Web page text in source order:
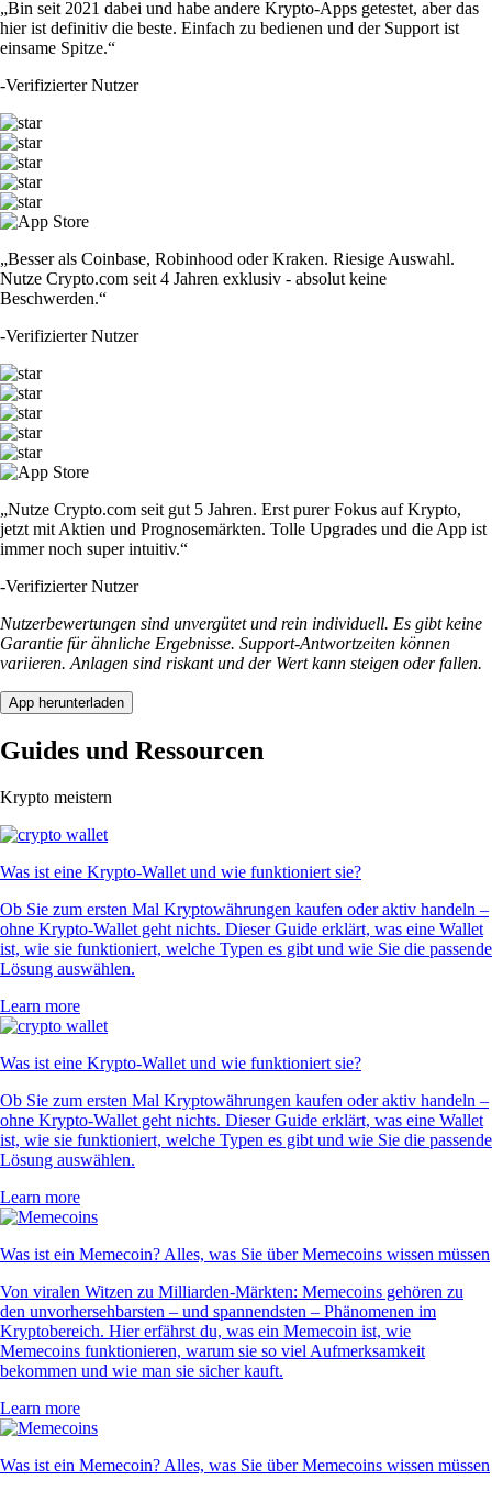
„Bin seit 2021 dabei und habe andere Krypto-Apps getestet, aber das
hier ist definitiv die beste. Einfach zu bedienen und der Support ist
einsame Spitze.“
-Verifizierter Nutzer
„Besser als Coinbase, Robinhood oder Kraken. Riesige Auswahl.
Nutze Crypto.com seit 4 Jahren exklusiv - absolut keine
Beschwerden.“
-Verifizierter Nutzer
„Nutze Crypto.com seit gut 5 Jahren. Erst purer Fokus auf Krypto,
jetzt mit Aktien und Prognosemärkten. Tolle Upgrades und die App ist
immer noch super intuitiv.“
-Verifizierter Nutzer
Nutzerbewertungen sind unvergütet und rein individuell. Es gibt keine
Garantie für ähnliche Ergebnisse. Support-Antwortzeiten können
variieren. Anlagen sind riskant und der Wert kann steigen oder fallen.
App herunterladen
Guides und Ressourcen
Krypto meistern
Was ist eine Krypto-Wallet und wie funktioniert sie?
Ob Sie zum ersten Mal Kryptowährungen kaufen oder aktiv handeln –
ohne Krypto-Wallet geht nichts. Dieser Guide erklärt, was eine Wallet
ist, wie sie funktioniert, welche Typen es gibt und wie Sie die passende
Lösung auswählen.
Learn more
Was ist eine Krypto-Wallet und wie funktioniert sie?
Ob Sie zum ersten Mal Kryptowährungen kaufen oder aktiv handeln –
ohne Krypto-Wallet geht nichts. Dieser Guide erklärt, was eine Wallet
ist, wie sie funktioniert, welche Typen es gibt und wie Sie die passende
Lösung auswählen.
Learn more
Was ist ein Memecoin? Alles, was Sie über Memecoins wissen müssen
Von viralen Witzen zu Milliarden-Märkten: Memecoins gehören zu
den unvorhersehbarsten – und spannendsten – Phänomenen im
Kryptobereich. Hier erfährst du, was ein Memecoin ist, wie
Memecoins funktionieren, warum sie so viel Aufmerksamkeit
bekommen und wie man sie sicher kauft.
Learn more
Was ist ein Memecoin? Alles, was Sie über Memecoins wissen müssen